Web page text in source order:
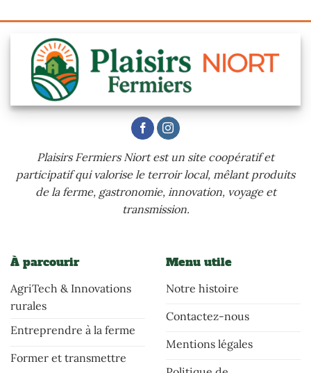
Plaisirs Fermiers Niort est un site coopératif et
participatif qui valorise le terroir local, mêlant produits
de la ferme, gastronomie, innovation, voyage et
transmission.
À parcourir
AgriTech & Innovations
rurales
Entreprendre à la ferme
Former et transmettre
Menu utile
Notre histoire
Contactez-nous
Mentions légales